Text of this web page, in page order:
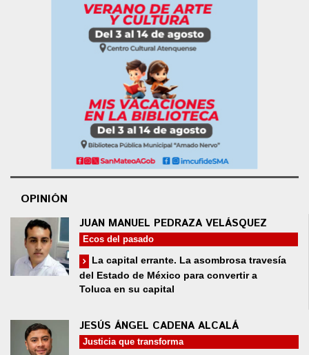
OPINIÓN
JUAN MANUEL PEDRAZA VELÁSQUEZ
Ecos del pasado
La capital errante. La asombrosa travesía
del Estado de México para convertir a
Toluca en su capital
JESÚS ÁNGEL CADENA ALCALÁ
Justicia que transforma